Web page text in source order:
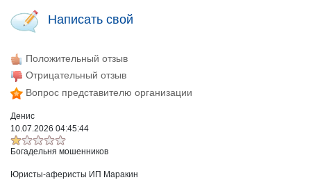
Написать свой
Положительный отзыв
Отрицательный отзыв
Вопрос представителю организации
Денис
10.07.2026 04:45:44
Богадельня мошенников
Юристы-аферисты ИП Маракин